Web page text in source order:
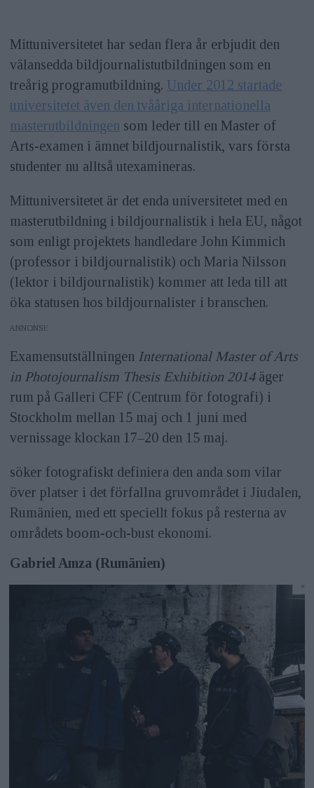
Mittuniversitetet har sedan flera år erbjudit den
välansedda bildjournalistutbildningen som en
treårig programutbildning. Under 2012 startade
universitetet även den tvååriga internationella
masterutbildningen som leder till en Master of
Arts-examen i ämnet bildjournalistik, vars första
studenter nu alltså utexamineras.
Mittuniversitetet är det enda universitetet med en
masterutbildning i bildjournalistik i hela EU, något
som enligt projektets handledare John Kimmich
(professor i bildjournalistik) och Maria Nilsson
(lektor i bildjournalistik) kommer att leda till att
öka statusen hos bildjournalister i branschen.
ANNONS
Examensutställningen International Master of Arts
in Photojournalism Thesis Exhibition 2014äger
rum på Galleri CFF (Centrum för fotografi) i
Stockholm mellan 15 maj och 1 juni med
vernissage klockan 17–20 den 15 maj.
söker fotografiskt definiera den anda som vilar
över platser i det förfallna gruvområdet i Jiudalen,
Rumänien, med ett speciellt fokus på resterna av
områdets boom-och-bust ekonomi.
Gabriel Amza (Rumänien)